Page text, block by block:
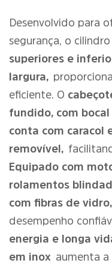
Desenvolvido para
segurança, o
superiores e
largura,
eficiente. O
fundido, com bocal
conta com caracol
removível,
Equipado com
rolamentos
com fibras de vidro,
desempenho
energia e longa
em inox aumenta a